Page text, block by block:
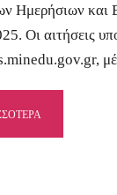
Ημερήσιων
Οι αιτήσεις